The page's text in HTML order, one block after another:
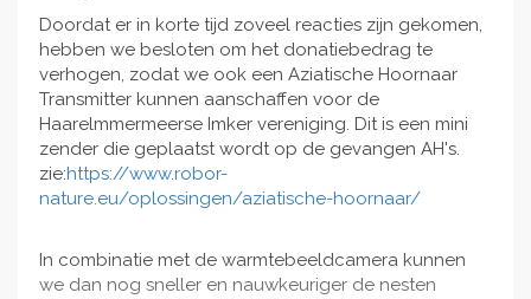
In de literatuur staat dat ze een dichtheid kunnen
halen van 12 tot 40 nesten de vierkante kilometer.
Even de getallen erbij van hier boven: Minimaal 12
nesten eten dus voor 1.200.000 insecten waarvan
600.000 honingbijen. En 600.000 andere insecten. Als
dit 1 jaar gebeurt, geen probleem.
Maar gaat dit structureel worden, dan is er vast iets in
zo veel?
Doordat er in korte tijd zoveel reacties zijn gekomen,
hebben we besloten om het donatiebedrag te
verhogen, zodat we ook een Aziatische Hoornaar
Transmitter kunnen aanschaffen voor de
Haarelmmermeerse Imker vereniging. Dit is een mini
zender die geplaatst wordt op de gevangen AH's.
zie:https://www.robor-
nature.eu/oplossingen/aziatische-hoornaar/
In combinatie met de warmtebeeldcamera kunnen
we dan nog sneller en nauwkeuriger de nesten